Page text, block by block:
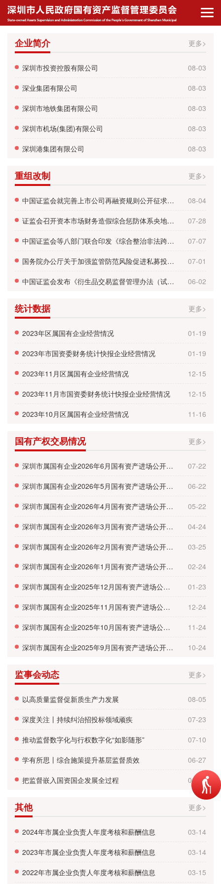
企业简介 更多>
深圳市投资控股有限公司 08-03
深业集团有限公司 08-03
深圳市地铁集团有限公司 08-03
深圳市机场(集团)有限公司 08-03
深圳港集团有限公司 08-03
重组改制 更多>
中国证监会就完善上市公司再融资规则公开征求意见 08-04
证监会召开资本市场财务造假综合惩防体系央地协同工作推进会 07-28
中国证监会等八部门联合印发《综合整治非法跨境证券期货基金经营活动实施方案》 07-07
国务院办公厅关于加强监管防范风险促进私募投资基金高质量发展的指导意见 07-01
中国证监会发布《衍生品交易监督管理办法（试行）》 06-02
统计数据 更多>
2023年区属国有企业经营情况 01-19
2023年市国资委财务统计快报企业经营情况 01-19
2023年11月区属国有企业经营情况 12-15
2023年11月市国资委财务统计快报企业经营情况 12-15
2023年10月区属国有企业经营情况 11-16
国有产权交易情况 更多>
深圳市属国有企业2026年6月国有资产进场公开招租情况 07-22
深圳市属国有企业2026年5月国有资产进场公开招租情况 06-22
深圳市属国有企业2026年4月国有资产进场公开招租情况 05-22
深圳市属国有企业2026年3月国有资产进场公开招租情况 04-24
深圳市属国有企业2026年2月国有资产进场公开招租情况
03-25
深圳市属国有企业2026年1月国有资产进场公开招租情况
02-24
深圳市属国有企业2025年12月国有资产进场公开招租情况 01-23
深圳市属国有企业2025年11月国有资产进场公开招租情况 12-24
深圳市属国有企业2025年10月国有资产进场公开招租情况 11-24
深圳市属国有企业2025年9月国有资产进场公开招租情况 10-24
监事会动态 更多>
以高质量监督促新质生产力发展 08-05
深度关注丨持续纠治招投标领域顽疾 07-23
推动监督数字化与行权数字化“如影随形” 07-10
学有所思丨综合施策提升基层监督质效 06-27
把监督嵌入国资国企发展全过程 06-14
其他 更多>
2024年市属企业负责人年度考核和薪酬信息 03-14
2023年市属企业负责人年度考核和薪酬信息 03-14
2022年市属企业负责人年度考核和薪酬信息 03-15